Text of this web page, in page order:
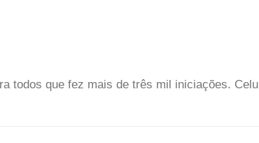
todos que fez mais de três mil iniciações.